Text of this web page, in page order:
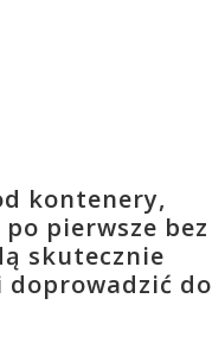
kontenery,
pierwsze bez
skutecznie
doprowadzić do